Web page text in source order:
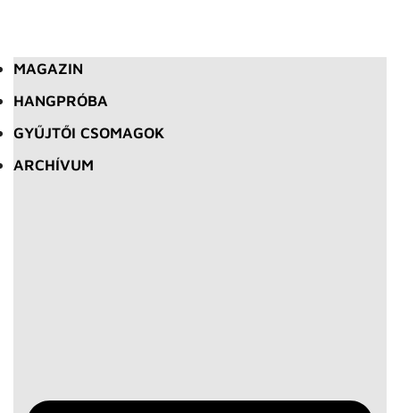
MAGAZIN
HANGPRÓBA
GYŰJTŐI CSOMAGOK
ARCHÍVUM